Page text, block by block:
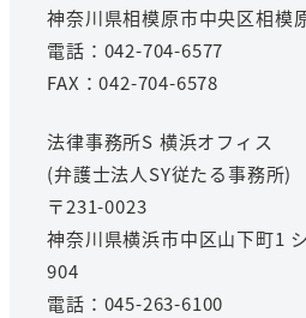
神奈川県相模原市中央区相模
電話：042-704-6577
FAX：042-704-6578
法律事務所S 横浜オフィス
(弁護士法人SY従たる事務所)
〒231-0023
神奈川県横浜市中区山下町1
904
電話：045-263-6100